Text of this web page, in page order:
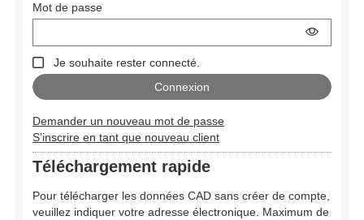
Mot de passe
Je souhaite rester connecté.
Demander un nouveau mot de passe
S’inscrire en tant que nouveau client
Téléchargement rapide
Pour télécharger les données CAD sans créer de compte,
veuillez indiquer votre adresse électronique. Maximum de